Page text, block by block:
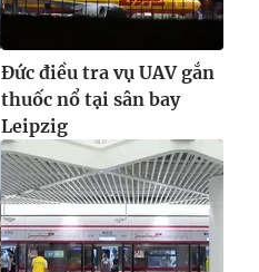
Đức điều tra vụ UAV gắn
thuốc nổ tại sân bay
Leipzig